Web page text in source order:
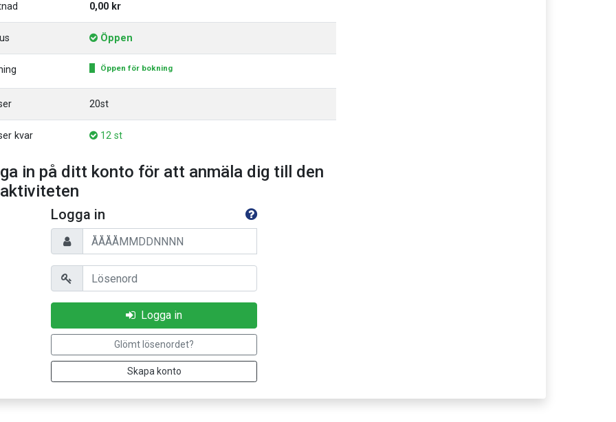
0,00 kr
Öppen
Öppen för bokning
20st
kvar 12 st
in på ditt konto för att anmäla dig till den
Logga in
Personnummer
Lösenord
Logga in
Glömt lösenordet?
Skapa konto